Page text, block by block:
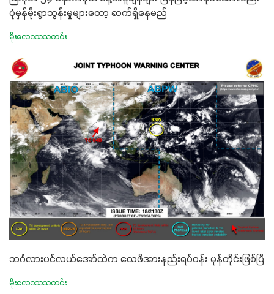
ပုံမှန်မိုးရွာသွန်းမှုများတော့ ဆက်ရှိနေမည်
မိုးလေဝသသတင်း
ဘင်္ဂလားပင်လယ်အော်ထဲက လေဖိအားနည်းရပ်ဝန်း မုန်တိုင်းဖြစ်ပြီ
မိုးလေဝသသတင်း